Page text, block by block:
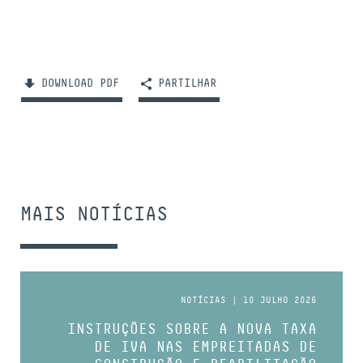
DOWNLOAD PDF PARTILHAR
MAIS NOTÍCIAS
NOTÍCIAS | 10 JULHO 2026
INSTRUÇÕES SOBRE A NOVA TAXA
DE IVA NAS EMPREITADAS DE